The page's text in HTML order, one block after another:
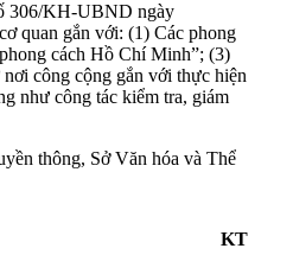
306/KH-UBND ngày
quan gắn với: (1) Các phong
cách Hồ Chí Minh”; (3)
công cộng gắn với thực hiện
như công tác kiểm tra, giám
thông, Sở Văn hóa và Thể
KT